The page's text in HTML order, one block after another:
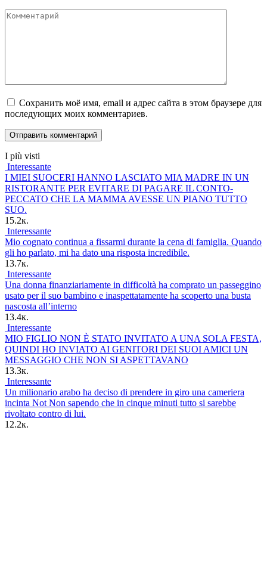
Комментарий
Сохранить моё имя, email и адрес сайта в этом браузере для
последующих моих комментариев.
I più visti
Interessante
I MIEI SUOCERI HANNO LASCIATO MIA MADRE IN UN
RISTORANTE PER EVITARE DI PAGARE IL CONTO-
PECCATO CHE LA MAMMA AVESSE UN PIANO TUTTO
SUO.
15.2к.
Interessante
Mio cognato continua a fissarmi durante la cena di famiglia. Quando
gli ho parlato, mi ha dato una risposta incredibile.
13.7к.
Interessante
Una donna finanziariamente in difficoltà ha comprato un passeggino
usato per il suo bambino e inaspettatamente ha scoperto una busta
nascosta all’interno
13.4к.
Interessante
MIO FIGLIO NON È STATO INVITATO A UNA SOLA FESTA,
QUINDI HO INVIATO AI GENITORI DEI SUOI AMICI UN
MESSAGGIO CHE NON SI ASPETTAVANO
13.3к.
Interessante
Un milionario arabo ha deciso di prendere in giro una cameriera
incinta Not Non sapendo che in cinque minuti tutto si sarebbe
rivoltato contro di lui.
12.2к.